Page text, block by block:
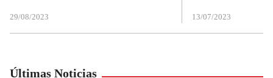
29/08/2023 13/07/2023
Últimas Noticias